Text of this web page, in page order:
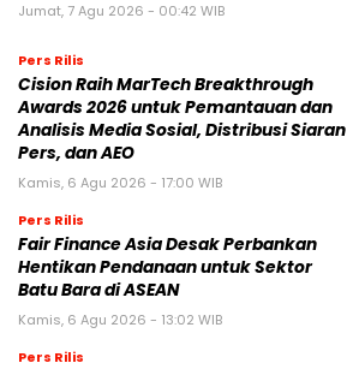
Jumat, 7 Agu 2026 - 00:42 WIB
Pers Rilis
Cision Raih MarTech Breakthrough
Awards 2026 untuk Pemantauan dan
Analisis Media Sosial, Distribusi Siaran
Pers, dan AEO
Kamis, 6 Agu 2026 - 17:00 WIB
Pers Rilis
Fair Finance Asia Desak Perbankan
Hentikan Pendanaan untuk Sektor
Batu Bara di ASEAN
Kamis, 6 Agu 2026 - 13:02 WIB
Pers Rilis